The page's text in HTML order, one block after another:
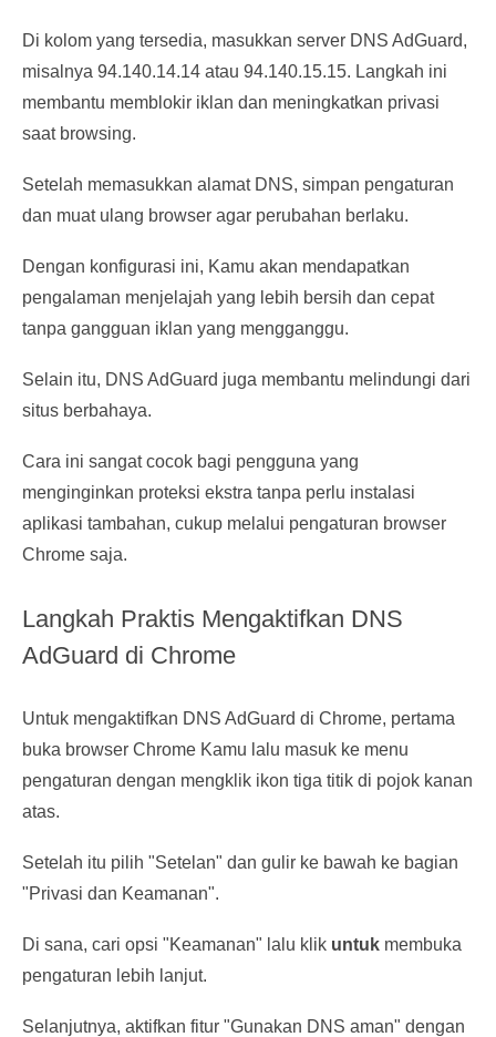
Di kolom yang tersedia, masukkan server DNS AdGuard,
misalnya 94.140.14.14 atau 94.140.15.15. Langkah ini
membantu memblokir iklan dan meningkatkan privasi
saat browsing.
Setelah memasukkan alamat DNS, simpan pengaturan
dan muat ulang browser agar perubahan berlaku.
Dengan konfigurasi ini, Kamu akan mendapatkan
pengalaman menjelajah yang lebih bersih dan cepat
tanpa gangguan iklan yang mengganggu.
Selain itu, DNS AdGuard juga membantu melindungi dari
situs berbahaya.
Cara ini sangat cocok bagi pengguna yang
menginginkan proteksi ekstra tanpa perlu instalasi
aplikasi tambahan, cukup melalui pengaturan browser
Chrome saja.
Langkah Praktis Mengaktifkan DNS
AdGuard di Chrome
Untuk mengaktifkan DNS AdGuard di Chrome, pertama
buka browser Chrome Kamu lalu masuk ke menu
pengaturan dengan mengklik ikon tiga titik di pojok kanan
atas.
Setelah itu pilih "Setelan" dan gulir ke bawah ke bagian
"Privasi dan Keamanan".
Di sana, cari opsi "Keamanan" lalu klik untuk membuka
pengaturan lebih lanjut.
Selanjutnya, aktifkan fitur "Gunakan DNS aman" dengan